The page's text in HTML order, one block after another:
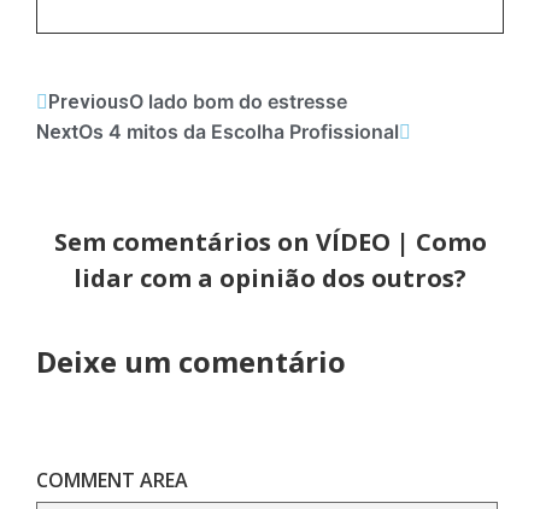
PreviousO lado bom do estresse
NextOs 4 mitos da Escolha Profissional
Sem comentários on VÍDEO | Como
lidar com a opinião dos outros?
Deixe um comentário
COMMENT AREA